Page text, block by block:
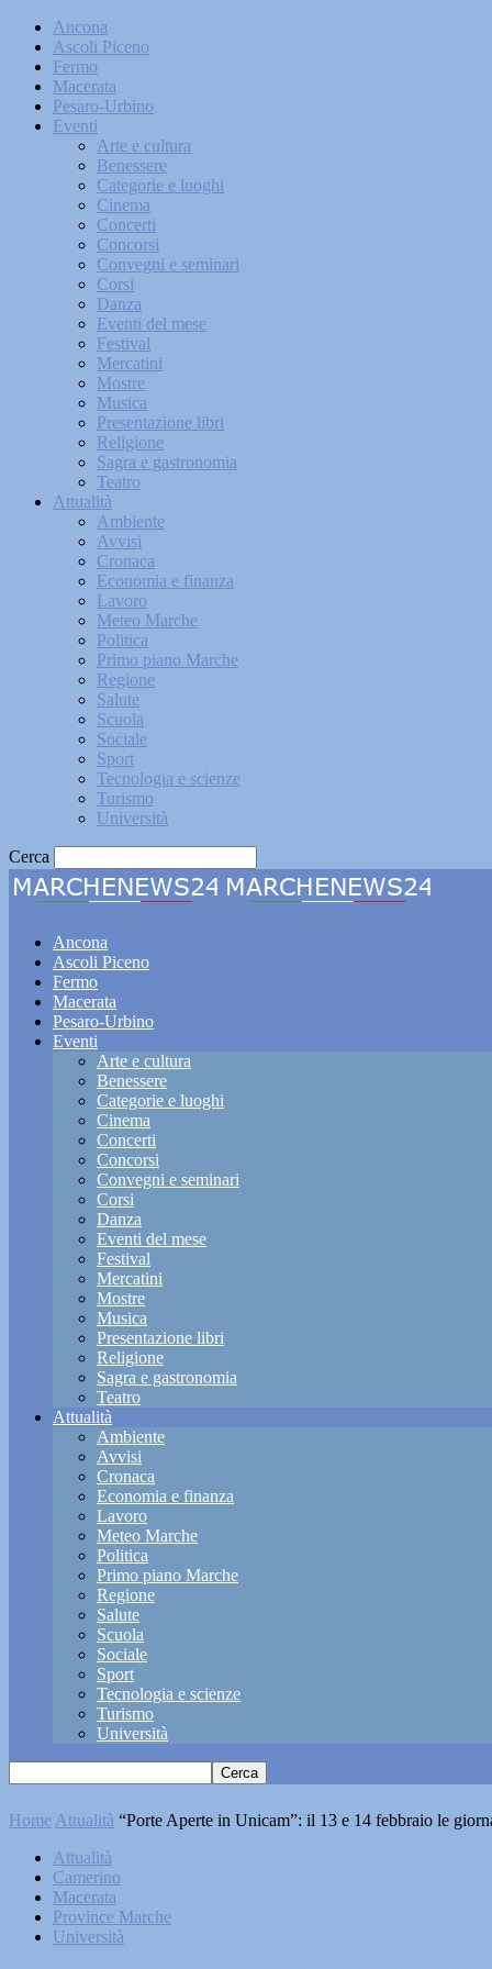
Ancona
Ascoli Piceno
Fermo
Macerata
Pesaro-Urbino
Eventi
Arte e cultura
Benessere
Categorie e luoghi
Cinema
Concerti
Concorsi
Convegni e seminari
Corsi
Danza
Eventi del mese
Festival
Mercatini
Mostre
Musica
Presentazione libri
Religione
Sagra e gastronomia
Teatro
Attualità
Ambiente
Avvisi
Cronaca
Economia e finanza
Lavoro
Meteo Marche
Politica
Primo piano Marche
Regione
Salute
Scuola
Sociale
Sport
Tecnologia e scienze
Turismo
Università
Cerca
Ancona
Ascoli Piceno
Fermo
Macerata
Pesaro-Urbino
Eventi
Arte e cultura
Benessere
Categorie e luoghi
Cinema
Concerti
Concorsi
Convegni e seminari
Corsi
Danza
Eventi del mese
Festival
Mercatini
Mostre
Musica
Presentazione libri
Religione
Sagra e gastronomia
Teatro
Attualità
Ambiente
Avvisi
Cronaca
Economia e finanza
Lavoro
Meteo Marche
Politica
Primo piano Marche
Regione
Salute
Scuola
Sociale
Sport
Tecnologia e scienze
Turismo
Università
Home Attualità “Porte Aperte in Unicam”: il 13 e 14 febbraio le
Attualità
Camerino
Macerata
Province Marche
Università